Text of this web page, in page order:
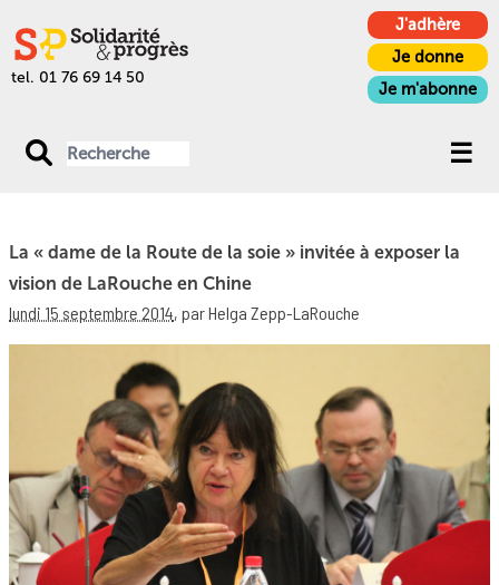
tel. 01 76 69 14 50
J'adhère
Je donne
Je m'abonne
La « dame de la Route de la soie » invitée à exposer la
vision de LaRouche en Chine
lundi 15 septembre 2014, par Helga Zepp-LaRouche